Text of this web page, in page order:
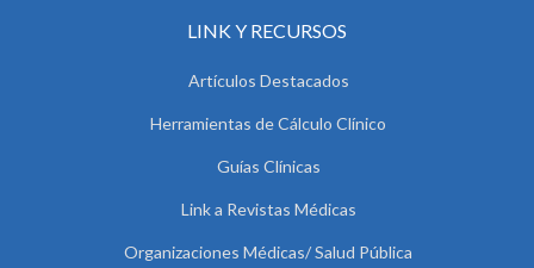
LINK Y RECURSOS
Artículos Destacados
Herramientas de Cálculo Clínico
Guías Clínicas
Link a Revistas Médicas
Organizaciones Médicas/ Salud Pública